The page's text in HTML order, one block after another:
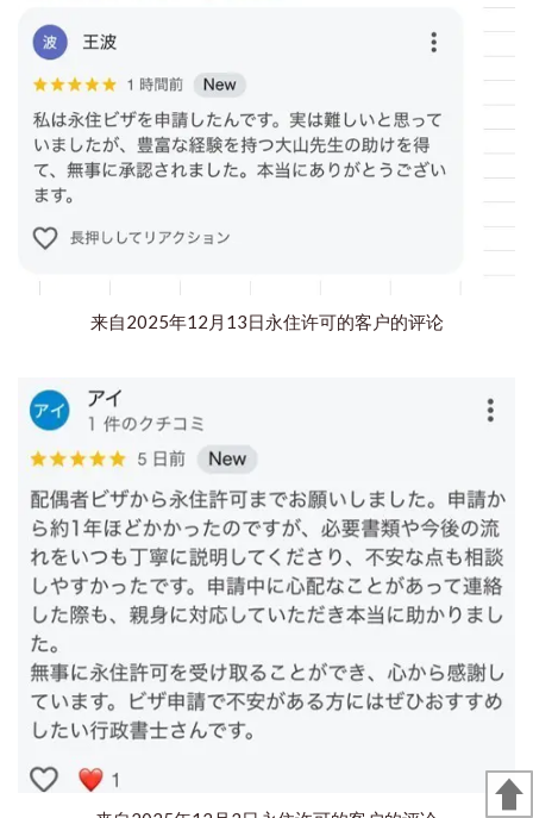
来自2025年12月13日永住许可的客户的评论